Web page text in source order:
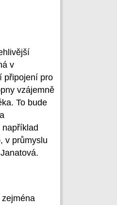
v
připojení pro
vzájemně
To bude
v průmyslu